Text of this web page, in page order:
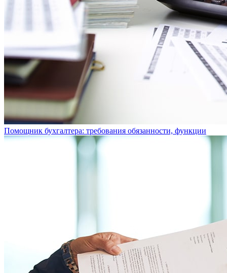
Помощник бухгалтера: требования обязанности, функции